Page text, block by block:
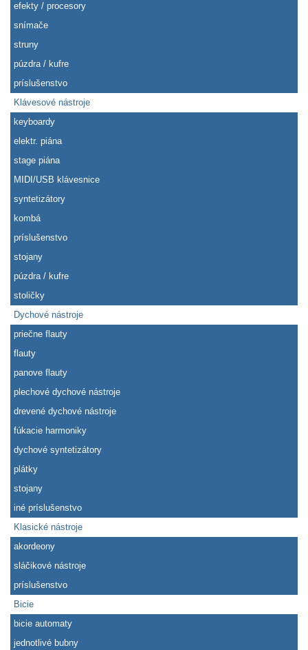
efekty / procesory
snímače
struny
púzdra / kufre
príslušenstvo
Klávesové nástroje
keyboardy
elektr. piána
stage piána
MIDI/USB klávesnice
syntetizátory
kombá
príslušenstvo
stojany
púzdra / kufre
stoličky
Dychové nástroje
priečne flauty
flauty
panove flauty
plechové dychové nástroje
drevené dychové nástroje
fúkacie harmoniky
dychové syntetizátory
plátky
stojany
iné príslušenstvo
Klasické nástroje
akordeony
sláčikové nástroje
príslušenstvo
Bicie
bicie automaty
jednotlivé bubny